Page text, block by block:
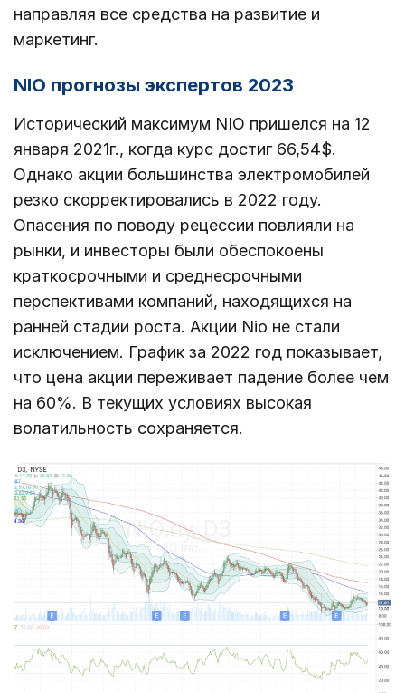
направляя все средства на развитие и
маркетинг.
NIO прогнозы экспертов 2023
Исторический максимум NIO пришелся на 12
января 2021г., когда курс достиг 66,54$.
Однако акции большинства электромобилей
резко скорректировались в 2022 году.
Опасения по поводу рецессии повлияли на
рынки, и инвесторы были обеспокоены
краткосрочными и среднесрочными
перспективами компаний, находящихся на
ранней стадии роста. Акции Nio не стали
исключением. График за 2022 год показывает,
что цена акции переживает падение более чем
на 60%. В текущих условиях высокая
волатильность сохраняется.